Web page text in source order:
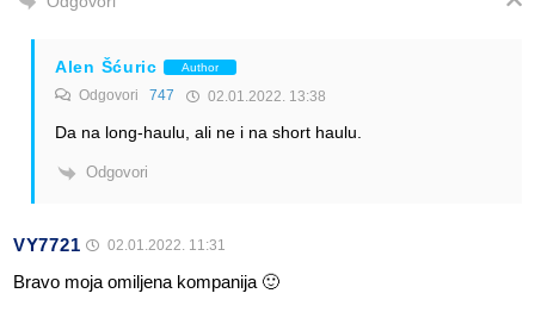
Alen Šćuric Author
Odgovori 747 02.01.2022. 13:38
Da na long-haulu, ali ne i na short haulu.
Odgovori
VY7721 02.01.2022. 11:31
Bravo moja omiljena kompanija 🙂